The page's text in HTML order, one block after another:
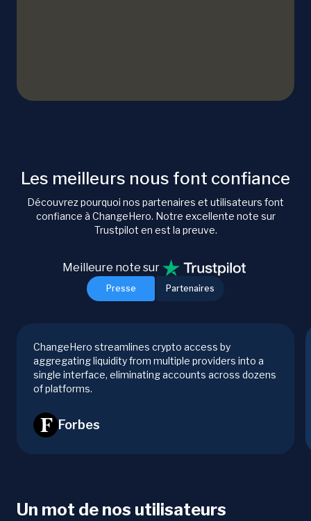
Les meilleurs nous font confiance
Découvrez pourquoi nos partenaires et utilisateurs font
confiance à ChangeHero. Notre excellente note sur
Trustpilot en est la preuve.
Presse Partenaires
Meilleure note sur
ChangeHero streamlines crypto access by
aggregating liquidity from multiple providers into a
single interface, eliminating accounts across dozens
of platforms.
Forbes
Un mot de nos utilisateurs